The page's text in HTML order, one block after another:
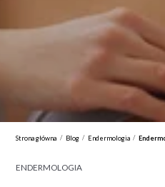
Strona główna / Blog / Endermologia /
ENDERMOLOGIA